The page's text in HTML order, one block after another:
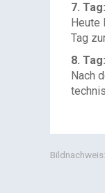
7.
Heute
Tag
8.
Nach